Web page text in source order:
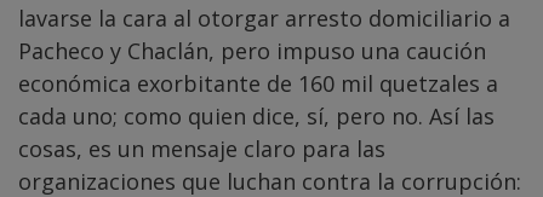
lavarse la cara al otorgar arresto domiciliario a
Pacheco y Chaclán, pero impuso una caución
económica exorbitante de 160 mil quetzales a
cada uno; como quien dice, sí, pero no. Así las
cosas, es un mensaje claro para las
organizaciones que luchan contra la corrupción: